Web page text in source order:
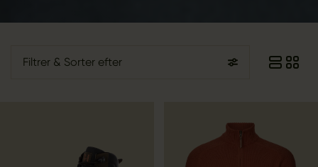
Filtrer & Sorter efter